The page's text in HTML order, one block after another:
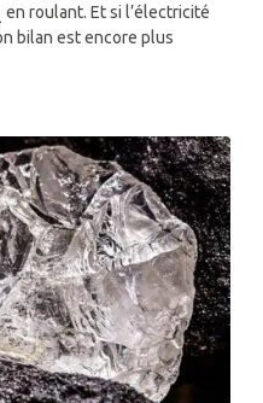
en roulant. Et si l’électricité
bilan est encore plus